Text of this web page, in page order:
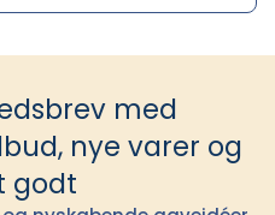
med
nye varer og
godt